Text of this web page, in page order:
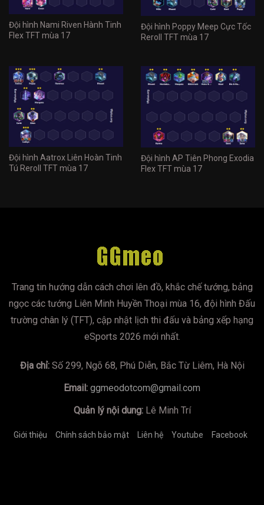
Đội hình Nami Riven Hành Tinh
Flex TFT mùa 17
Đội hình Poppy Meep Cực Tốc
Reroll TFT mùa 17
Đội hình Aatrox Liên Hoàn Tinh
Tú Reroll TFT mùa 17
Đội hình AP Tiên Phong Exodia
Flex TFT mùa 17
Trang tin hướng dẫn cách chơi lên đồ, khắc chế tướng, bảng
ngọc các tướng Liên Minh Huyền Thoại mùa 16, đội hình Đấu
trường chân lý (TFT), cập nhật lịch thi đấu và bảng xếp hạng
eSports 2026 mới nhất.
Địa chỉ:Số 299, Ngõ 68, Phú Diễn, Bắc Từ Liêm, Hà Nội
Email: ggmeodotcom@gmail.com
Quản lý nội dung:Lê Minh Trí
Giới thiệu Chính sách bảo mật Liên hệ Youtube Facebook